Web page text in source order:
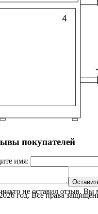
покупателей
имя:
не оставил отзыв. Вы
год. Все права